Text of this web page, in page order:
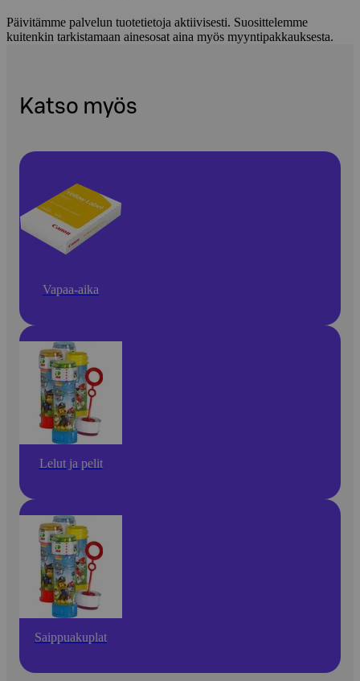
Päivitämme palvelun tuotetietoja aktiivisesti. Suosittelemme
kuitenkin tarkistamaan ainesosat aina myös myyntipakkauksesta.
Katso myös
Vapaa-aika
Lelut ja pelit
Saippuakuplat